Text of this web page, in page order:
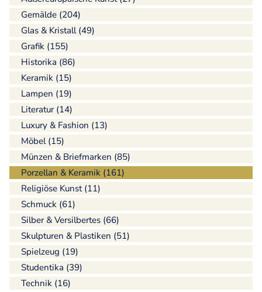
Gemälde (204)
Glas & Kristall (49)
Grafik (155)
Historika (86)
Keramik (15)
Lampen (19)
Literatur (14)
Luxury & Fashion (13)
Möbel (15)
Münzen & Briefmarken (85)
Porzellan & Keramik (161)
Religiöse Kunst (11)
Schmuck (61)
Silber & Versilbertes (66)
Skulpturen & Plastiken (51)
Spielzeug (19)
Studentika (39)
Technik (16)